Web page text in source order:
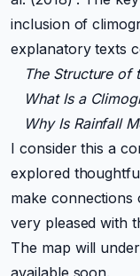
inclusion of
explanatory texts
The Structure of
What Is a
Why Is Rainfall
I consider this a
explored
make connections
very pleased with
The map will
available soon.